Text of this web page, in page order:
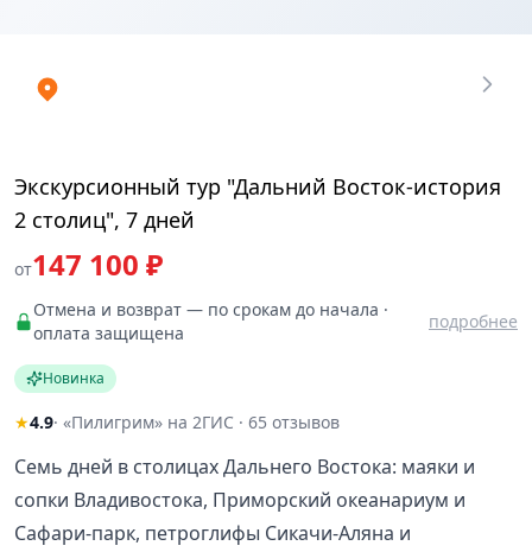
Экскурсионный тур "Дальний Восток-история
2 столиц", 7 дней
от147 100 ₽
Отмена и возврат — по срокам до начала ·
оплата защищена
подробнее
Новинка
★4.9· «Пилигрим» на 2ГИС · 65 отзывов
Семь дней в столицах Дальнего Востока: маяки и
сопки Владивостока, Приморский океанариум и
Сафари-парк, петроглифы Сикачи-Аляна и